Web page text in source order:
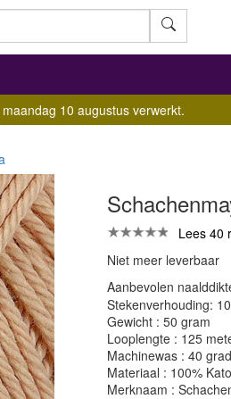
10 augustus verwerkt.
Lees 40
Niet meer leverbaar
Aanbevolen
Stekenverhouding:
Gewicht : 50 gram
Looplengte : 125
Machinewas : 40
Materiaal : 100%
Merknaam :